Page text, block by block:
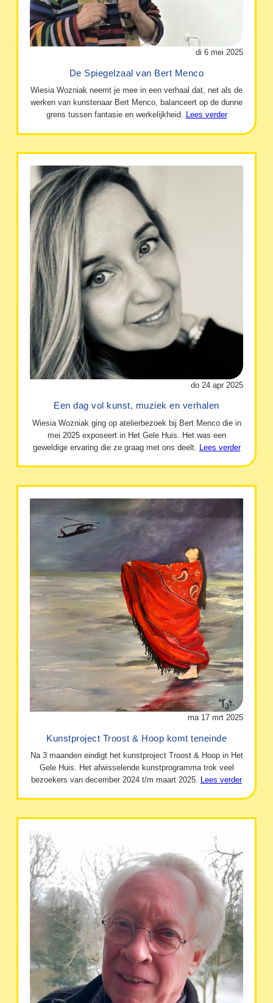
di 6 mei 2025
De Spiegelzaal van Bert Menco
Wiesia Wozniak neemt je mee in een verhaal dat, net als de
werken van kunstenaar Bert Menco, balanceert op de dunne
grens tussen fantasie en werkelijkheid. Lees verder
do 24 apr 2025
Een dag vol kunst, muziek en verhalen
Wiesia Wozniak ging op atelierbezoek bij Bert Menco die in
mei 2025 exposeert in Het Gele Huis. Het was een
geweldige ervaring die ze graag met ons deelt.
Lees verder
ma 17 mrt 2025
Kunstproject Troost & Hoop komt teneinde
Na 3 maanden eindigt het kunstproject Troost & Hoop in Het
Gele Huis. Het afwisselende kunstprogramma trok veel
bezoekers van december 2024 t/m maart 2025. Lees verder